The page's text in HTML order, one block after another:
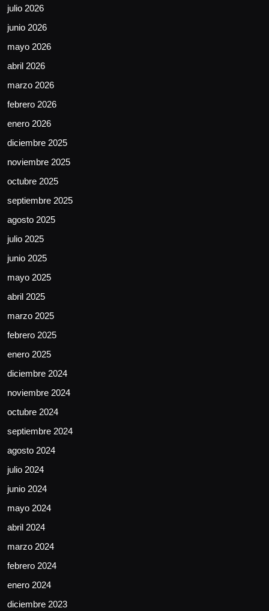
julio 2026
junio 2026
mayo 2026
abril 2026
marzo 2026
febrero 2026
enero 2026
diciembre 2025
noviembre 2025
octubre 2025
septiembre 2025
agosto 2025
julio 2025
junio 2025
mayo 2025
abril 2025
marzo 2025
febrero 2025
enero 2025
diciembre 2024
noviembre 2024
octubre 2024
septiembre 2024
agosto 2024
julio 2024
junio 2024
mayo 2024
abril 2024
marzo 2024
febrero 2024
enero 2024
diciembre 2023